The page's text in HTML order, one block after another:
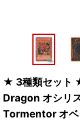
★ 3種類セット
Dragon オシリ
Tormentor オベ